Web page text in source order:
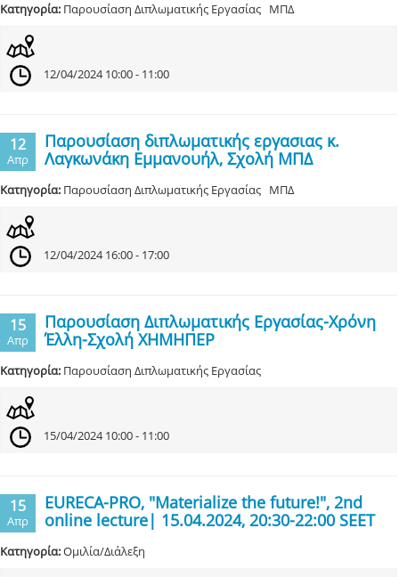
Κατηγορία: Παρουσίαση Διπλωματικής Εργασίας ΜΠΔ
12/04/2024 10:00 - 11:00
12
Απρ
Παρουσίαση διπλωματικής εργασιας κ.
Λαγκωνάκη Εμμανουήλ, Σχολή ΜΠΔ
Κατηγορία: Παρουσίαση Διπλωματικής Εργασίας ΜΠΔ
12/04/2024 16:00 - 17:00
15
Απρ
Παρουσίαση Διπλωματικής Εργασίας-Χρόνη
Έλλη-Σχολή ΧΗΜΗΠΕΡ
Κατηγορία: Παρουσίαση Διπλωματικής Εργασίας
15/04/2024 10:00 - 11:00
15
Απρ
EURECA-PRO, "Materialize the future!", 2nd
online lecture| 15.04.2024, 20:30-22:00 SEET
Κατηγορία:Ομιλία/Διάλεξη